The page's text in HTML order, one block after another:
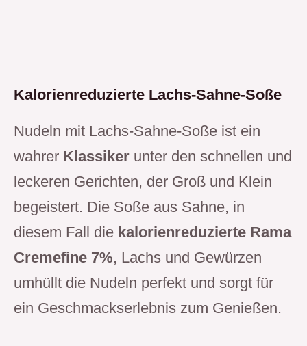
Kalorienreduzierte Lachs-Sahne-Soße
Nudeln mit Lachs-Sahne-Soße ist ein
wahrer Klassiker unter den schnellen und
leckeren Gerichten, der Groß und Klein
begeistert. Die Soße aus Sahne, in
diesem Fall die kalorienreduzierte Rama
Cremefine 7%, Lachs und Gewürzen
umhüllt die Nudeln perfekt und sorgt für
ein Geschmackserlebnis zum Genießen.